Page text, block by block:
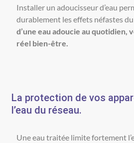
Installer un adoucisseur d’eau
durablement les effets néfastes
d’une eau adoucie au quotidien,
réel bien-être.
La protection de vos
l’eau du réseau.
Une eau traitée limite fortement